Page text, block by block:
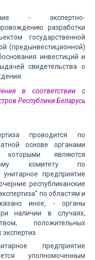
- экспертно-
разработки
государственной
(предынвестиционной)
инвестиций и
свидетельства о
в соответствии с
Республики Беларусь
проводится по
основе органами
которыми являются
комитету по
унитарное предприятие
республиканские
по областям и
иное, - органы
наличии в случаях,
положительных
предприятие
уполномоченным